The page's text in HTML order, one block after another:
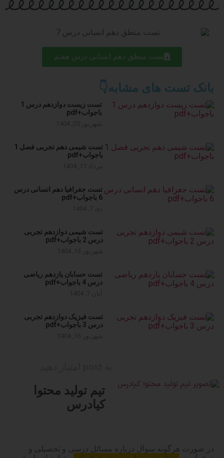
تست منطق دهم انسانی درس هفتم
بانک تست های مشابه👇
تست زیست دوازدهم درس 1
باجواب+pdf
تست شیمی دهم تجربی فصل 1
باجواب+pdf
تست جغرافیا دهم انسانی درس
6 باجواب+pdf
تست شیمی دوازدهم تجربی
درس 2 باجواب+pdf
تست حسابان یازدهم ریاضی
درس 4 باجواب+pdf
تست فیزیک دوازدهم تجربی
درس 3 باجواب+pdf
تیم تولید محتوا
کیادرس
در صورت هرگونه سوال درباره مسائل درسی و تحصیلی و